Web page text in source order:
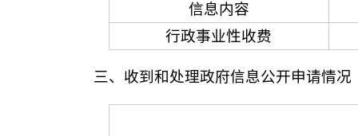
信息内容
行政事业性收费
三、收到和处理政府信息公开申请情况